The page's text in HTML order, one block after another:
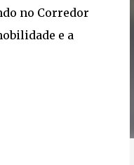
no Corredor
e a